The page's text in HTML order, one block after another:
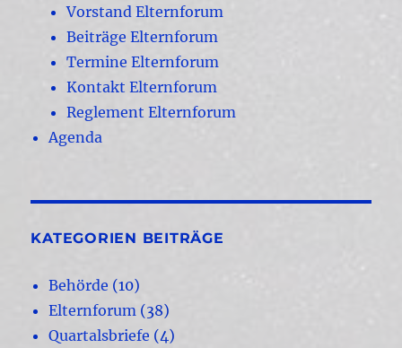
Vorstand Elternforum
Beiträge Elternforum
Termine Elternforum
Kontakt Elternforum
Reglement Elternforum
Agenda
KATEGORIEN BEITRÄGE
Behörde (10)
Elternforum (38)
Quartalsbriefe (4)